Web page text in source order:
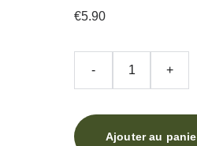
€5.90
- +
Ajouter au